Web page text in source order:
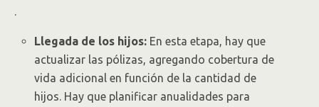
.
Llegada de los hijos: En esta etapa, hay que
actualizar las pólizas, agregando cobertura de
vida adicional en función de la cantidad de
hijos. Hay que planificar anualidades para